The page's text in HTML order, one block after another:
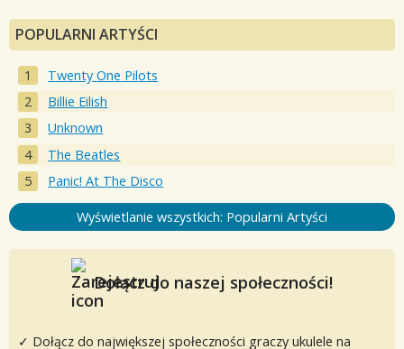
POPULARNI ARTYŚCI
Twenty One Pilots
Billie Eilish
Unknown
The Beatles
Panic! At The Disco
Wyświetlanie wszystkich: Popularni Artyści
Dołącz do naszej społeczności!
✓ Dołącz do największej społeczności graczy ukulele na